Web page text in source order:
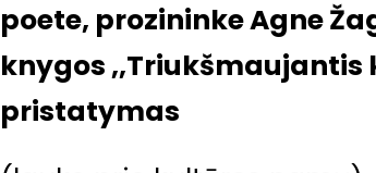
poete, prozininke Agne
knygos ,,Triukšmaujantis
pristatymas